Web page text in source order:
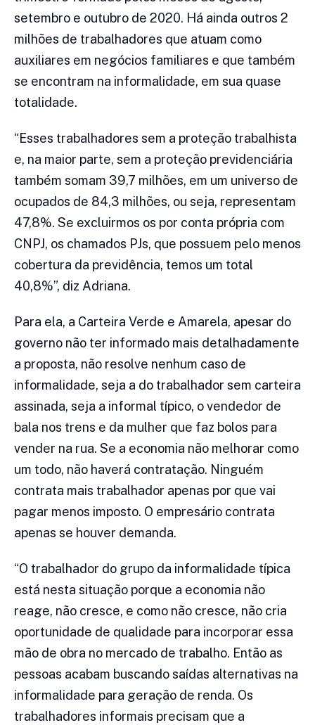
setembro e outubro de 2020. Há ainda outros 2
milhões de trabalhadores que atuam como
auxiliares em negócios familiares e que também
se encontram na informalidade, em sua quase
totalidade.
“Esses trabalhadores sem a proteção trabalhista
e, na maior parte, sem a proteção previdenciária
também somam 39,7 milhões, em um universo de
ocupados de 84,3 milhões, ou seja, representam
47,8%. Se excluirmos os por conta própria com
CNPJ, os chamados PJs, que possuem pelo menos
cobertura da previdência, temos um total
40,8%”, diz Adriana.
Para ela, a Carteira Verde e Amarela, apesar do
governo não ter informado mais detalhadamente
a proposta, não resolve nenhum caso de
informalidade, seja a do trabalhador sem carteira
assinada, seja a informal típico, o vendedor de
bala nos trens e da mulher que faz bolos para
vender na rua. Se a economia não melhorar como
um todo, não haverá contratação. Ninguém
contrata mais trabalhador apenas por que vai
pagar menos imposto. O empresário contrata
apenas se houver demanda.
“O trabalhador do grupo da informalidade típica
está nesta situação porque a economia não
reage, não cresce, e como não cresce, não cria
oportunidade de qualidade para incorporar essa
mão de obra no mercado de trabalho. Então as
pessoas acabam buscando saídas alternativas na
informalidade para geração de renda. Os
trabalhadores informais precisam que a